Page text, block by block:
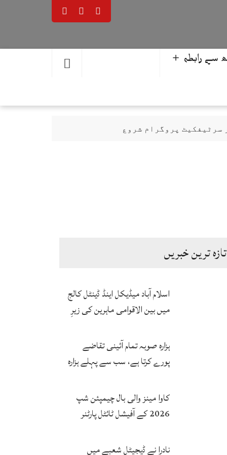
سے رابطہ ＋
سرٹیفکیٹ پروگرام شروع
تازہ ترین خبریں
اسلام آباد میڈیکل اینڈ ڈینٹل کالج
میں بین الاقوامی ماہرین کی زیرِ
سرٹیفکیٹ پروگرام شروع
ہزارہ صوبہ تمام آئینی تقاضے
پورے کرتا ہے، سب سے پہلے ہزارہ
محمد یوسف
کاوا مینز والی بال چیمپئن شپ
2026 کے آفیشل ٹائٹل پارٹنر
فتح پر جشن
نادرا نے ڈیجیٹل شعبے میں